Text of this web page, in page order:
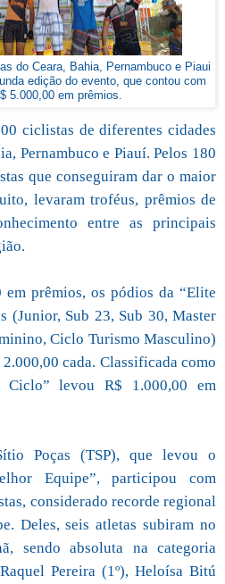
do Ceara, Bahia, Pernambuco e Piaui
edição do evento, que contou com
5.000,00 em prêmios.
ciclistas de diferentes cidades
Pernambuco e Piauí. Pelos 180
que conseguiram dar o maior
levaram troféus, prêmios de
entre as principais
prêmios, os pódios da “Elite
(Junior, Sub 23, Sub 30, Master
Ciclo Turismo Masculino)
cada. Classificada como
Ciclo” levou R$ 1.000,00 em
Poças (TSP), que levou o
Equipe”, participou com
considerado recorde regional
Deles, seis atletas subiram no
sendo absoluta na categoria
Pereira (1º), Heloísa Bitú